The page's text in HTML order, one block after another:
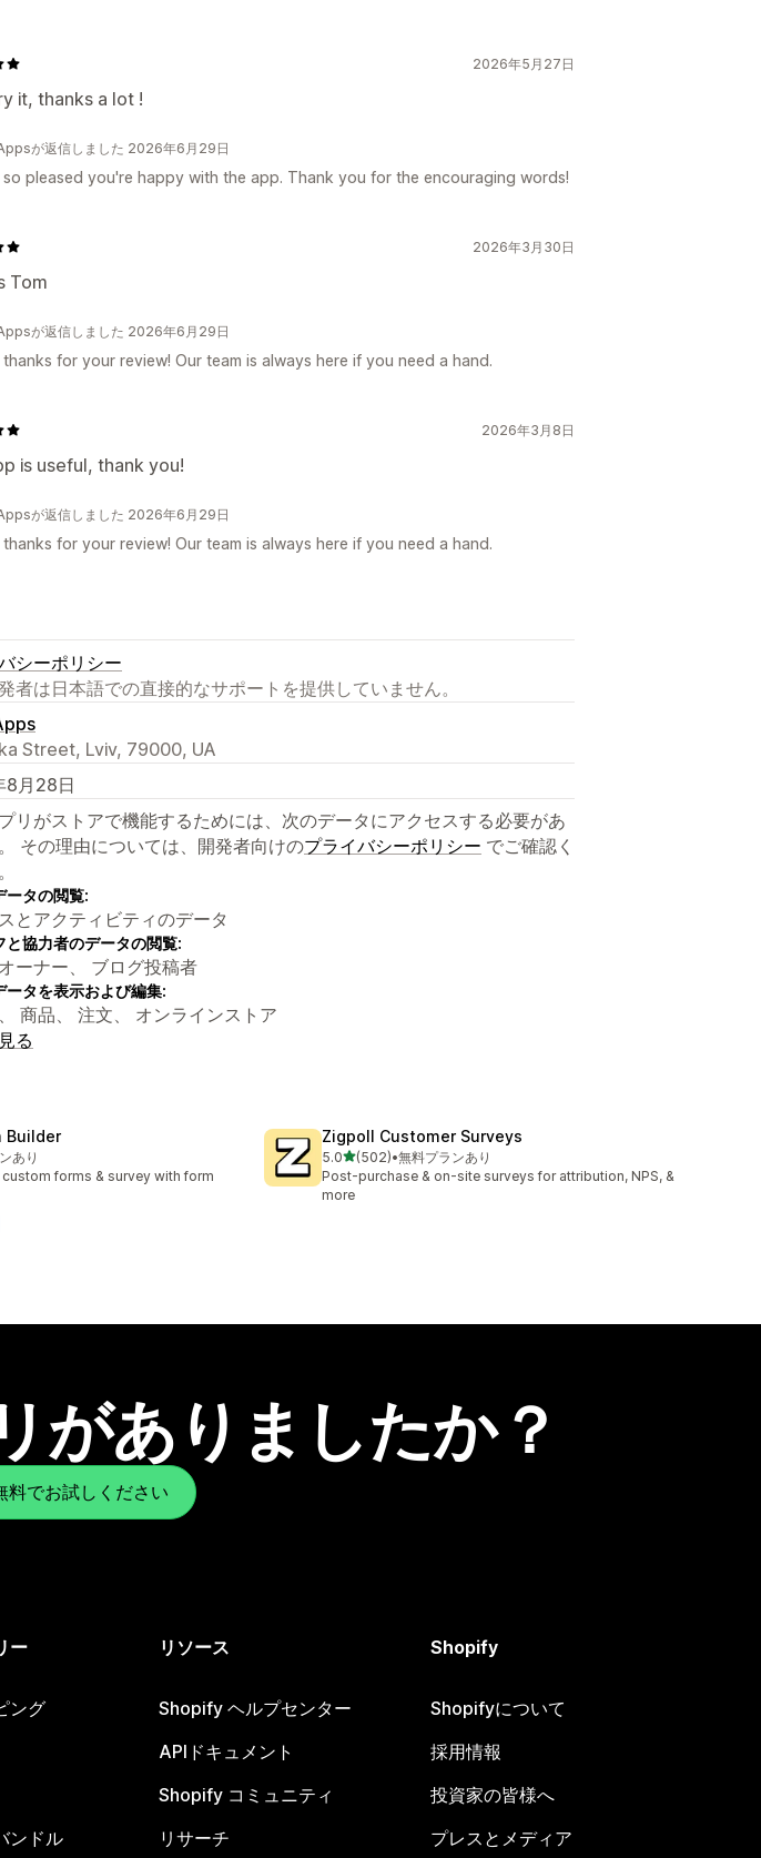
トタイプ
度
商品フィードバック
ー管理
2026年5月27日
it, thanks a lot !
が返信しました 2026年6月29日
so pleased you're happy with the app. Thank you for the encouraging words!
2026年3月30日
Tom
が返信しました 2026年6月29日
for your review! Our team is always here if you need a hand.
2026年3月8日
is useful, thank you!
が返信しました 2026年6月29日
for your review! Our team is always here if you need a hand.
シーポリシー
者は日本語での直接的なサポートを提供していません。
Street, Lviv, 79000, UA
8月28日
リがストアで機能するためには、次のデータにアクセスする必要があ
その理由については、開発者向けのプライバシーポリシー でご確認く
ータの閲覧:
とアクティビティのデータ
と協力者のデータの閲覧:
ーナー、 ブログ投稿者
ータを表示および編集:
商品、 注文、 オンラインストア
る
Builder
あり
forms & survey with form
Zigpoll Customer Surveys
5.05つ星中
(502)
合計レビュー数：502件
•無料プランあり
Post-purchase & on-site surveys for attribution, NPS, &
more
がありましたか？
でお試しください
ー
ング
ンドル
リソース
Shopify ヘルプセンター
APIドキュメント
Shopify コミュニティ
リサーチ
Shopify
Shopifyについて
採用情報
投資家の皆様へ
プレスとメディア